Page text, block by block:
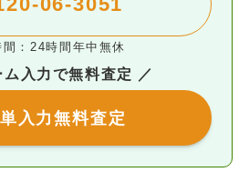
間：24時間年中無休
ム入力で無料査定 ／
入力無料査定